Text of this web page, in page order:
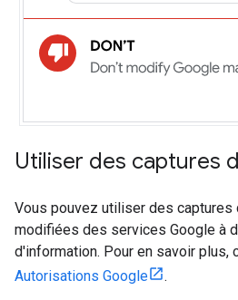
Utiliser des captures
Vous pouvez utiliser des captures
modifiées des services Google à
d'information. Pour en savoir plus,
Autorisations Google
.